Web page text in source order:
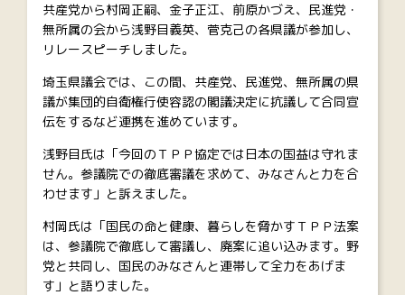
共産党から村岡正嗣、金子正江、前原かづえ、民進党・
無所属の会から浅野目義英、菅克己の各県議が参加し、
リレースピーチしました。
埼玉県議会では、この間、共産党、民進党、無所属の県
議が集団的自衛権行使容認の閣議決定に抗議して合同宣
伝をするなど連携を進めています。
浅野目氏は「今回のＴＰＰ協定では日本の国益は守れま
せん。参議院での徹底審議を求めて、みなさんと力を合
わせます」と訴えました。
村岡氏は「国民の命と健康、暮らしを脅かすＴＰＰ法案
は、参議院で徹底して審議し、廃案に追い込みます。野
党と共同し、国民のみなさんと連帯して全力をあげま
す」と語りました。